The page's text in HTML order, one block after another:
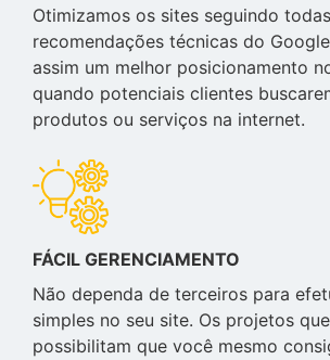
Otimizamos os sites seguindo
recomendações técnicas do
assim um melhor posicionamento
quando potenciais clientes
produtos ou serviços na internet.
FÁCIL GERENCIAMENTO
Não dependa de terceiros para
simples no seu site. Os projetos
possibilitam que você mesmo